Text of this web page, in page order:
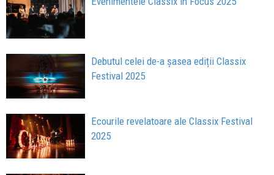
Debutul celei de-a șasea ediții Classix
Festival 2025
Ecourile revelatoare ale Classix Festival
2025